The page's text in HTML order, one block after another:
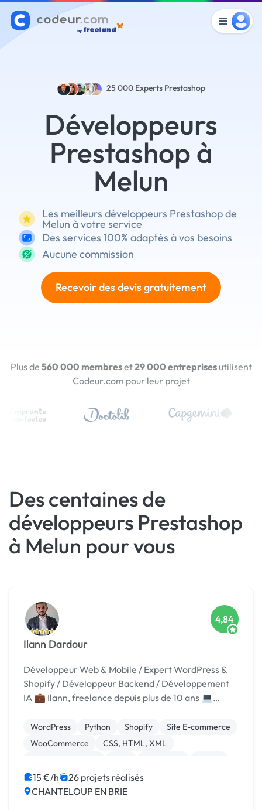
25 000 Experts Prestashop
Développeurs
Prestashop à
Melun
Les meilleurs développeurs Prestashop de
Melun à votre service
Des services 100% adaptés à vos besoins
Aucune commission
Recevoir des devis gratuitement
Plus de 560 000 membreset29 000 entreprisesutilisent
Codeur.com pour leur projet
Des centaines de
développeurs Prestashop
à Melun pour vous
Ilann Dardour
4,84
Développeur Web & Mobile / Expert WordPress &
Shopify / Développeur Backend / Développement
IA 💼 Ilann, freelance depuis plus de 10 ans 💻
Joignable 7j/7
WordPress Python Shopify
Site E-commerce
WooCommerce
CSS, HTML, XML
15 €/h
26 projets réalisés
CHANTELOUP EN BRIE